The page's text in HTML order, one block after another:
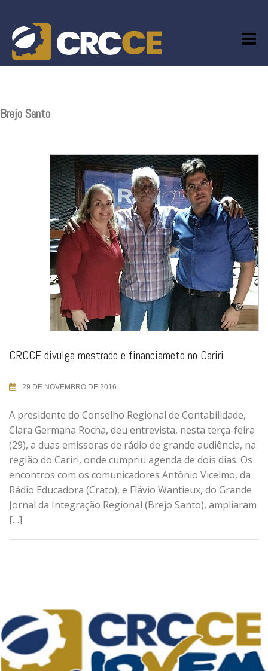
content
Brejo Santo
CRCCE divulga mestrado e financiameto no Cariri
29 DE NOVEMBRO DE 2016
A presidente do Conselho Regional de Contabilidade,
Clara Germana Rocha, deu entrevista, nesta terça-feira
(29), a duas emissoras de rádio de grande audiência, na
região do Cariri, onde cumpriu agenda de dois dias. Os
encontros com os comunicadores Antônio Vicelmo, da
Rádio Educadora (Crato), e Flávio Wantieux, do Grande
Jornal da Integração Regional (Brejo Santo), ampliaram
[…]